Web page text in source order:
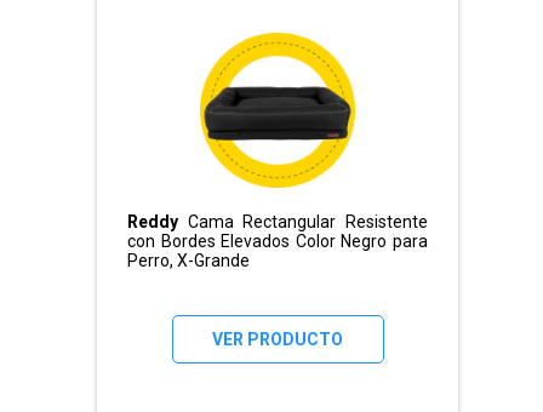
Reddy Cama Rectangular Resistente
con Bordes Elevados Color Negro para
Perro, X-Grande
VER PRODUCTO